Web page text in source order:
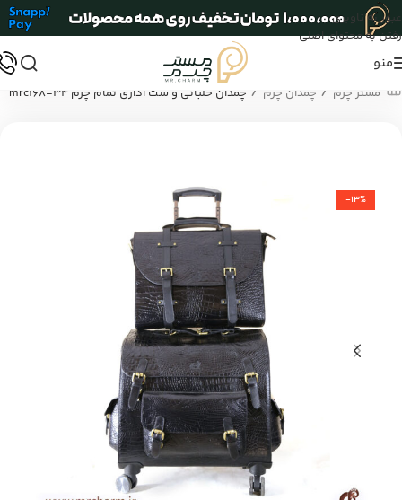
عبور به ناوبری
رفتن به محتوای اصلی
منو
مستر چرم / چمدان چرم / چمدان خلبانی و ست اداری تمام چرم mrc168-34
-13%